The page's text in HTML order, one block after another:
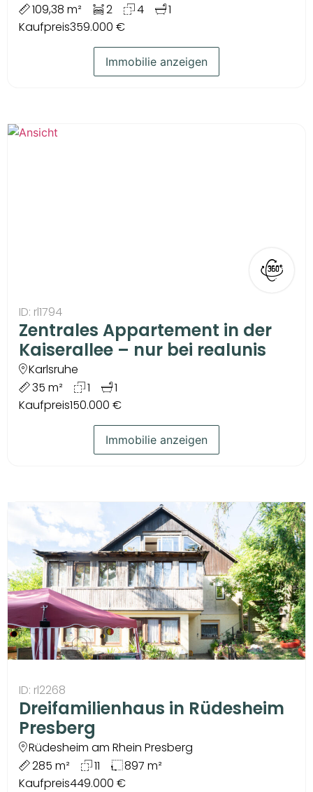
109,38 m²
2 4
1
Kaufpreis359.000 €
Immobilie anzeigen
ID: rl1794
Zentrales Appartement in der
Kaiserallee – nur bei realunis
Karlsruhe
35 m²
1
1
Kaufpreis150.000 €
Immobilie anzeigen
ID: rl2268
Dreifamilienhaus in Rüdesheim
Presberg
Rüdesheim am Rhein Presberg
285 m²
11
897 m²
Kaufpreis449.000 €